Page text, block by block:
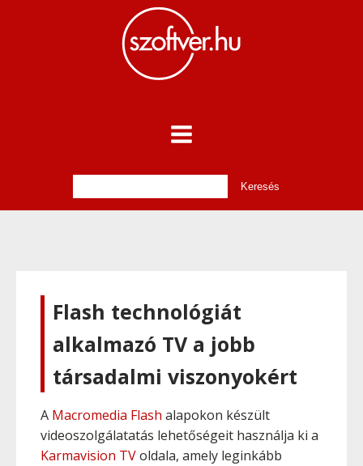
Flash technológiát
alkalmazó TV a jobb
társadalmi viszonyokért
A Macromedia Flash alapokon készült
videoszolgálatatás lehetőségeit használja ki a
Karmavision TVoldala, amely leginkább